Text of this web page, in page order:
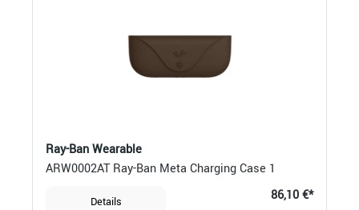
Ray-Ban Wearable
ARW0002AT Ray-Ban Meta Charging Case 1
Details 86,10 €*